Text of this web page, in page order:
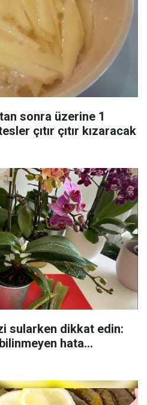
sonra üzerine 1
çıtır çıtır kızaracak
sularken dikkat edin:
hata...